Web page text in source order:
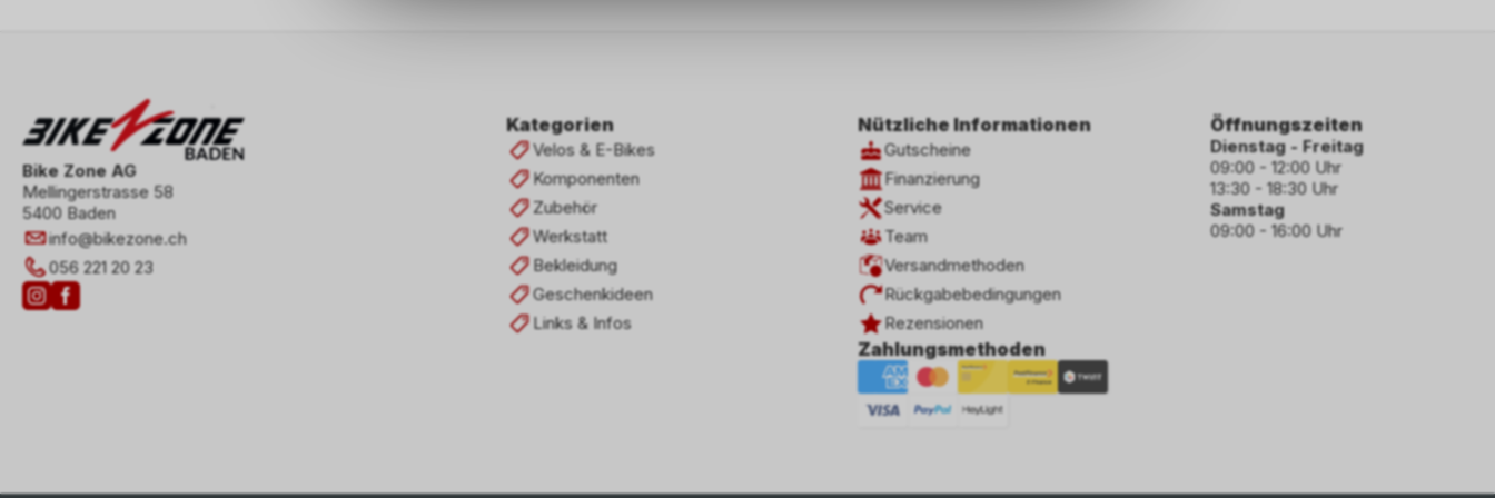
Bike Zone AG
Mellingerstrasse 58
5400 Baden
info@bikezone.ch
056 221 20 23
Kategorien
Velos & E-Bikes
Komponenten
Zubehör
Werkstatt
Bekleidung
Geschenkideen
Links & Infos
Nützliche Informationen
Gutscheine
Finanzierung
Service
Team
Versandmethoden
Rückgabebedingungen
Rezensionen
Zahlungsmethoden
Öffnungszeiten
Dienstag - Freitag
09:00 - 12:00 Uhr
13:30 - 18:30 Uhr
Samstag
09:00 - 16:00 Uhr